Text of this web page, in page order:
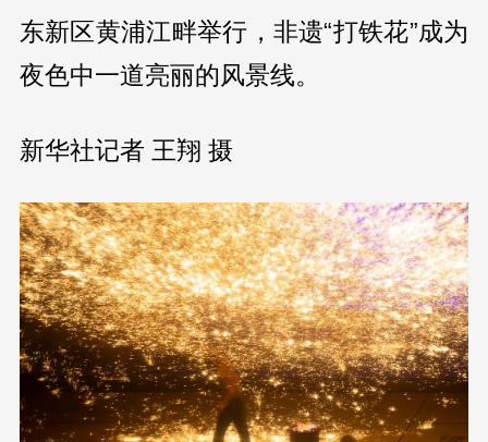
东新区黄浦江畔举行，非遗“打铁花”成为
夜色中一道亮丽的风景线。
新华社记者 王翔 摄